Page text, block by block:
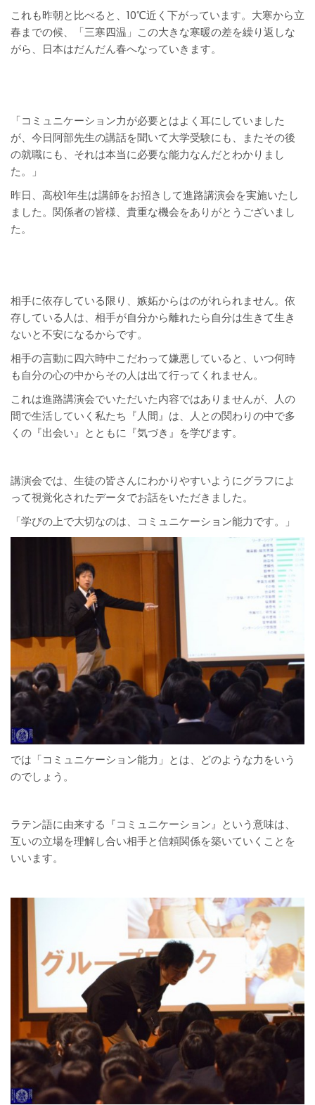
これも昨朝と比べると、10℃近く下がっています。大寒から立
春までの候、「三寒四温」この大きな寒暖の差を繰り返しな
がら、日本はだんだん春へなっていきます。
「コミュニケーション力が必要とはよく耳にしていました
が、今日阿部先生の講話を聞いて大学受験にも、またその後
の就職にも、それは本当に必要な能力なんだとわかりまし
た。」
昨日、高校1年生は講師をお招きして進路講演会を実施いたし
ました。関係者の皆様、貴重な機会をありがとうございまし
た。
相手に依存している限り、嫉妬からはのがれられません。依
存している人は、相手が自分から離れたら自分は生きて生き
ないと不安になるからです。
相手の言動に四六時中こだわって嫌悪していると、いつ何時
も自分の心の中からその人は出て行ってくれません。
これは進路講演会でいただいた内容ではありませんが、人の
間で生活していく私たち『人間』は、人との関わりの中で多
くの『出会い』とともに『気づき』を学びます。
講演会では、生徒の皆さんにわかりやすいようにグラフによ
って視覚化されたデータでお話をいただきました。
「学びの上で大切なのは、コミュニケーション能力です。」
では「コミュニケーション能力」とは、どのような力をいう
のでしょう。
ラテン語に由来する『コミュニケーション』という意味は、
互いの立場を理解し合い相手と信頼関係を築いていくことを
いいます。